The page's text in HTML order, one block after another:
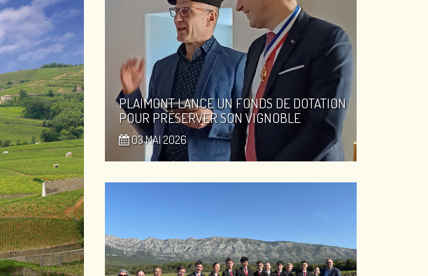
PLAIMONT LANCE UN FONDS DE DOTATION
POUR PRÉSERVER SON VIGNOBLE
03 MAI 2026